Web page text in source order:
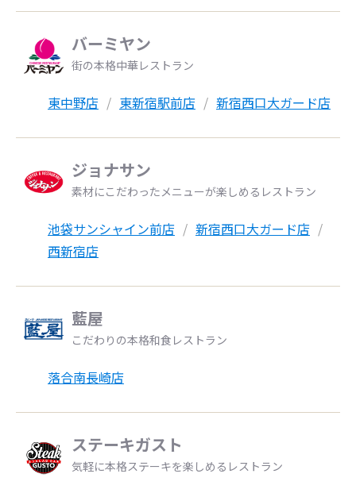
バーミヤン
街の本格中華レストラン
東中野店 東新宿駅前店 新宿西口大ガード店
ジョナサン
素材にこだわったメニューが楽しめるレストラン
池袋サンシャイン前店
新宿西口大ガード店
西新宿店
藍屋
こだわりの本格和食レストラン
落合南長崎店
ステーキガスト
気軽に本格ステーキを楽しめるレストラン